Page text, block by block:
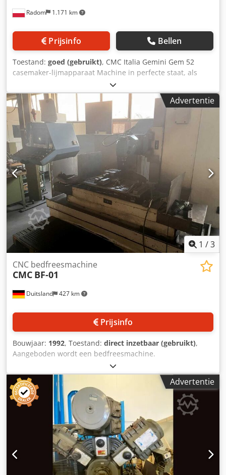
Radom 1.171 km
Prijsinfo Bellen
Toestand: goed (gebruikt), CMC Italia Gemini Gem 52
casemaker-lijmapparaat Machine in perfecte staat, als
nieuw. Gefabriceerd door CMC Italia, Italië. Dit
lijmapparaat maakt het mogelijk om lijm aan beide zijden
van het boekblok aan te brengen. Twee lijmunits, traploze
lijmdikte-instelling. Verchroomde rollen, verstelbare
lijmdikte. Zeer eenvoudig te reinigen. Werkbreedte: 520
mm Stroomvoorziening: 380 V Dedpfxezlggle Adyjck
Gewicht: 250 kg Gemaakt in Italië.
Advertentie
1 /3
Duitsland 427 km
CNC bedfreesmachine
CMC BF-01
Prijsinfo
Bouwjaar: 1992, Toestand: direct inzetbaar (gebruikt),
Aangeboden wordt een bedfreesmachine.
Spindelaandrijving: 25 kW, tafelopspanvlak X/Y: 1250
mm/500 mm, verplaatsingen X/Y/Z: 1000 mm/500 mm/600
mm, gereedschaphouder: ISO 40, voeding: 0 mm - 3000
mm/min. Uitgerust met CNC-besturing, koelsysteem,
elektronisch handwiel. Machinegewicht: ca. 4200 kg,
machinematen X/Y/Z: ca. 2800 mm/2400 mm/2500 mm.
Bezichtiging op afspraak mogelijk. Dsdpfx Adjy Taubeysck
Advertentie